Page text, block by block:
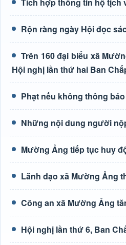
Rộn ràng ngày Hội đọc
Trên 160 đại biểu xã
Hội nghị lần thứ hai Ban
Phạt nếu không thông
Những nội dung người
Mường Ảng tiếp tục huy
Lãnh đạo xã Mường Ảng
Công an xã Mường Ảng
Hội nghị lần thứ 6, Ban